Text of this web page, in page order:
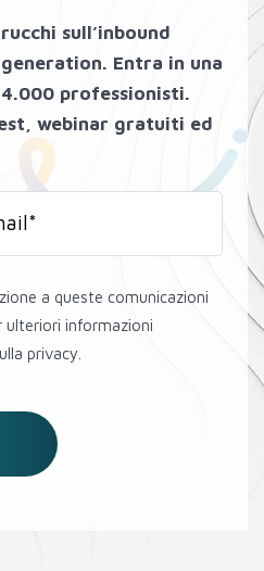
sull’inbound
Entra in una
professionisti.
webinar gratuiti ed
a queste comunicazioni
ulteriori informazioni
privacy.